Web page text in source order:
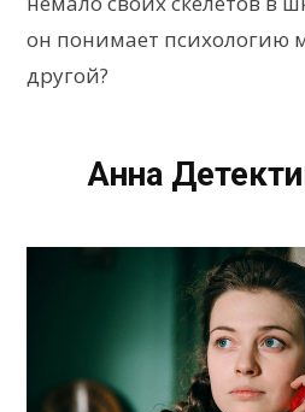
он понимает психологию
другой?
Анна